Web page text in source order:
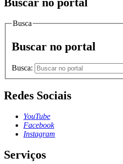
Busca
Buscar no portal
Busca:
Redes Sociais
YouTube
Facebook
Instagram
Serviços